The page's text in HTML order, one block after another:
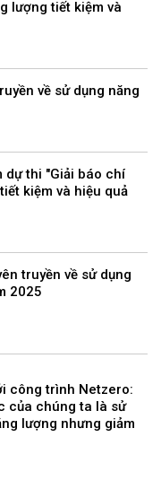
lượng tiết kiệm và
về sử dụng năng
dự thi "Giải báo chí
kiệm và hiệu quả
truyền về sử dụng
2025
công trình Netzero:
của chúng ta là sử
lượng nhưng giảm